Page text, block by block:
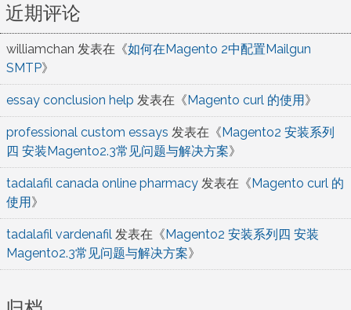
近期评论
williamchan 发表在《如何在Magento 2中配置Mailgun
SMTP》
essay conclusion help 发表在《Magento curl 的使用》
professional custom essays 发表在《Magento2 安装系列
四 安装Magento2.3常见问题与解决方案》
tadalafil canada online pharmacy 发表在《Magento curl 的
使用》
tadalafil vardenafil 发表在《Magento2 安装系列四 安装
Magento2.3常见问题与解决方案》